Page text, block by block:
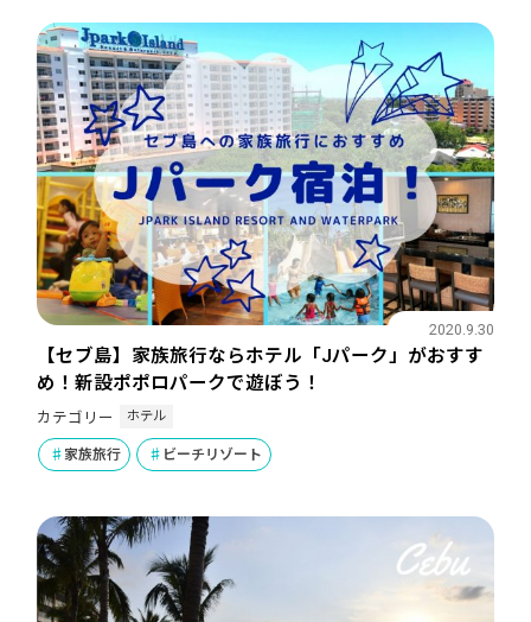
【セブ島】家族旅行ならホテル「Jパーク」がおすす
め！新設ポポロパークで遊ぼう！
2020.9.30
カテゴリー ホテル
家族旅行 ビーチリゾート